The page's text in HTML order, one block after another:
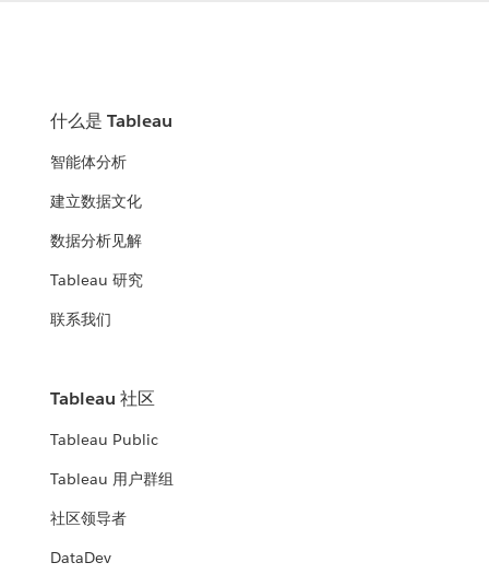
什么是 Tableau
智能体分析
建立数据文化
数据分析见解
Tableau 研究
联系我们
Tableau 社区
Tableau Public
Tableau 用户群组
社区领导者
DataDev